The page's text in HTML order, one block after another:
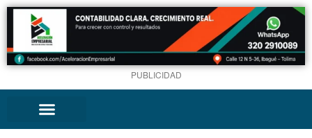
PUBLICIDAD